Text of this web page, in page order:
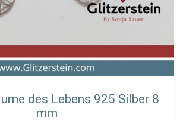
des Lebens 925 Silber 8
mm